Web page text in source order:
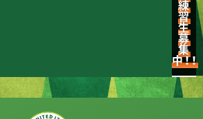
練
習
生
募
集
中！！